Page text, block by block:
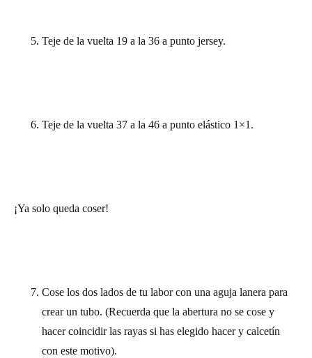
Teje de la vuelta 19 a la 36 a punto jersey.
Teje de la vuelta 37 a la 46 a punto elástico 1×1.
¡Ya solo queda coser!
Cose los dos lados de tu labor con una aguja lanera para
crear un tubo. (Recuerda que la abertura no se cose y
hacer coincidir las rayas si has elegido hacer y calcetín
con este motivo).